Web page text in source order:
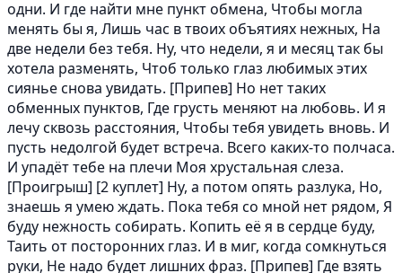
одни. И где найти мне пункт обмена, Чтобы могла
менять бы я, Лишь час в твоих объятиях нежных, На
две недели без тебя. Ну, что недели, я и месяц так бы
хотела разменять, Чтоб только глаз любимых этих
сиянье снова увидать. [Припев] Но нет таких
обменных пунктов, Где грусть меняют на любовь. И я
лечу сквозь расстояния, Чтобы тебя увидеть вновь. И
пусть недолгой будет встреча. Всего каких-то полчаса.
И упадёт тебе на плечи Моя хрустальная слеза.
[Проигрыш] [2 куплет] Ну, а потом опять разлука, Но,
знаешь я умею ждать. Пока тебя со мной нет рядом, Я
буду нежность собирать. Копить её я в сердце буду,
Таить от посторонних глаз. И в миг, когда сомкнуться
руки, Не надо будет лишних фраз. [Припев] Где взять